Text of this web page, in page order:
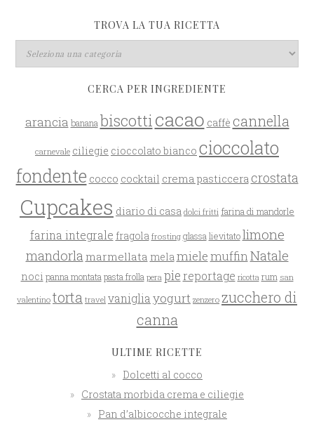
TROVA LA TUA RICETTA
CERCA PER INGREDIENTE
arancia banana biscotticacao caffè cannella
carnevale ciliegie cioccolato bianco cioccolato
fondente cocco cocktail crema pasticcera crostata
Cupcakes diario di casa dolci fritti farina di mandorle
farina integrale fragola frosting glassa lievitato limone
mandorla marmellata melamielemuffin Natale
noci panna montata pasta frolla pera pie reportage ricotta rum san
valentino torta travel vaniglia yogurt zenzero zucchero di
canna
ULTIME RICETTE
Dolcetti al cocco
Crostata morbida crema e ciliegie
Pan d’albicocche integrale